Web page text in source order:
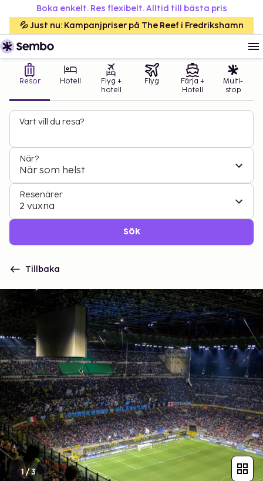
Boka enkelt. Res flexibelt. Alltid till bästa pris
💦 Just nu: Kampanjpriser på The Reef i Fredrikshamn
Resor Hotell
Flyg +
hotell
Flyg
Färja +
Hotell
Multi-
stop
Vart vill du resa?
När?
När som helst
Resenärer
2 vuxna
Sök
Tillbaka
1/3